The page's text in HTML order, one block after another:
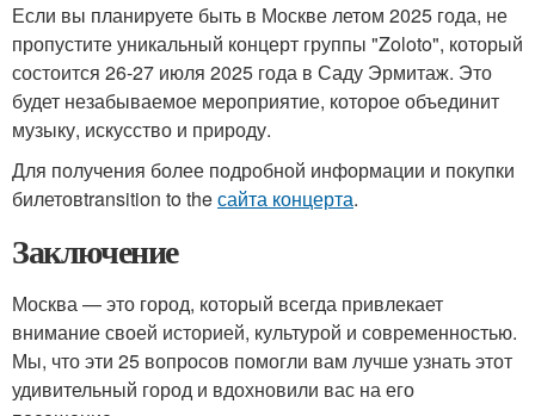
Если вы планируете быть в Москве летом 2025 года, не
пропустите уникальный концерт группы "Zoloto", который
состоится 26-27 июля 2025 года в Саду Эрмитаж. Это
будет незабываемое мероприятие, которое объединит
музыку, искусство и природу.
Для получения более подробной информации и покупки
билетовtransition to theсайта концерта.
Заключение
Москва — это город, который всегда привлекает
внимание своей историей, культурой и современностью.
Мы, что эти 25 вопросов помогли вам лучше узнать этот
удивительный город и вдохновили вас на его